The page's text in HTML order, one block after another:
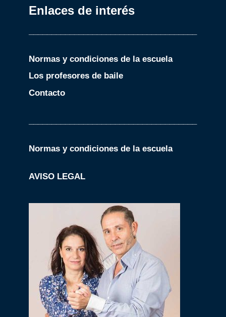
Enlaces de interés
Normas y condiciones de la escuela
Los profesores de baile
Contacto
Normas y condiciones de la escuela
AVISO LEGAL